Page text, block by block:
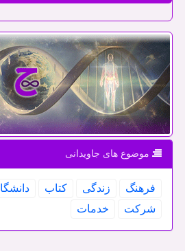
موضوع های جاویدانی
فرهنگ زندگی كتاب
شركت
خدمات